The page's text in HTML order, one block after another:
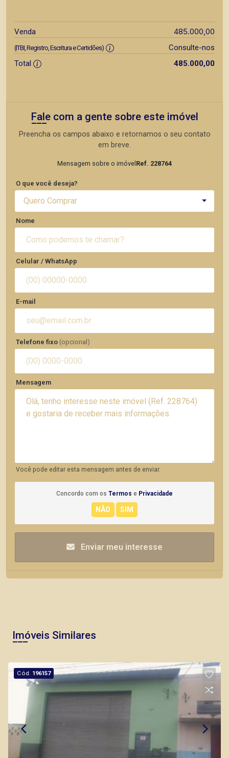
Venda 485.000,00
(ITBI, Registro, Escritura e Certidões)
Consulte-nos
Total
485.000,00
Fale com a gente sobre este imóvel
Preencha os campos abaixo e retornamos o seu contato
em breve.
Mensagem sobre o imóvel Ref. 228764
O que você deseja?
Quero Comprar
Nome
Celular / WhatsApp
E-mail
Telefone fixo (opcional)
Mensagem
Você pode editar esta mensagem antes de enviar.
Concordo com os Termos e Privacidade
Enviar meu interesse
Imóveis Similares
Cód. 196157